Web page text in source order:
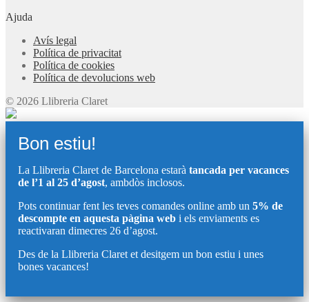
Ajuda
Avís legal
Política de privacitat
Política de cookies
Política de devolucions web
© 2026 Llibreria Claret
Bon estiu!
La Llibreria Claret de Barcelona estarà tancada per vacances
de l’1 al 25 d’agost, ambdòs inclosos.
Pots continuar fent les teves comandes online amb un 5% de
descompte en aquesta pàgina web i els enviaments es
reactivaran dimecres 26 d’agost.
Des de la Llibreria Claret et desitgem un bon estiu i unes
bones vacances!